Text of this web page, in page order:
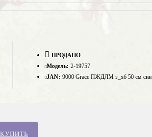
ПРОДАНО
Модель: 2-19757
JAN: 9000 Grace ПЖДЛМ з_хб 50 см син
КУПИТЬ